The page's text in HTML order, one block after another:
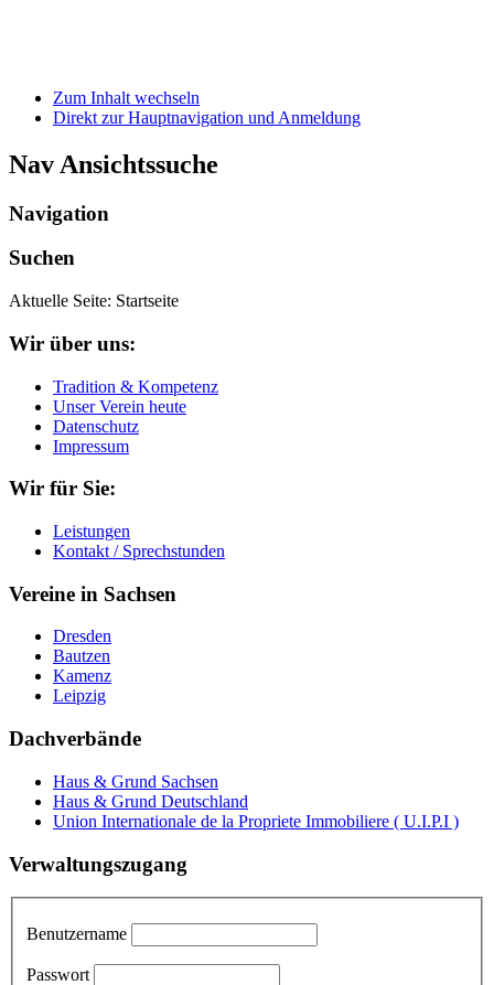
Zum Inhalt wechseln
Direkt zur Hauptnavigation und Anmeldung
Nav Ansichtssuche
Navigation
Suchen
Aktuelle Seite: Startseite
Wir über uns:
Tradition & Kompetenz
Unser Verein heute
Datenschutz
Impressum
Wir für Sie:
Leistungen
Kontakt / Sprechstunden
Vereine in Sachsen
Dresden
Bautzen
Kamenz
Leipzig
Dachverbände
Haus & Grund Sachsen
Haus & Grund Deutschland
Union Internationale de la Propriete Immobiliere ( U.I.P.I )
Verwaltungszugang
Benutzername
Passwort